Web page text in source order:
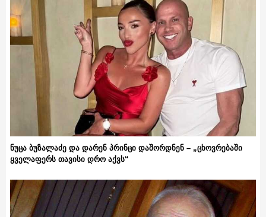
ნუცა ბუზალაძე და დარენ პრინცი დაშორდნენ – „ცხოვრებაში
ყველაფერს თავისი დრო აქვს“